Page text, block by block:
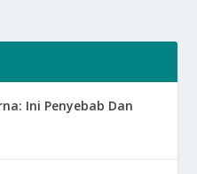
Ini Penyebab Dan